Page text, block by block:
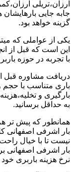
ارزان،تریلی
جابه جایی
گزینه خواهد بود.
یکی از عواملی که
این است که قبل از
با تجربه در حوزه
دریافت مشاوره قبل
باری متناسب با
بارگیری و
به حداقل برسانید.
همانطور که پیش تر
بار اشرفی اصفهانی
نیست تا با خیال
بار اشرفی اصفهانی
نرخ هزینه باربری